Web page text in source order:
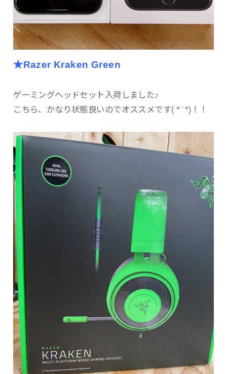
★Razer Kraken Green
ゲーミングヘッドセット入荷しました♪
こちら、かなり状態良いのでオススメです( *˙˙*)！！